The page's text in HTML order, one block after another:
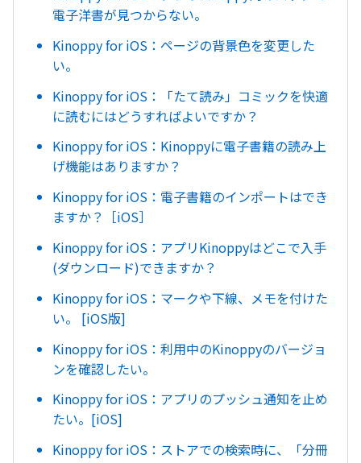
電子洋書が見つからない。
Kinoppy for iOS：ページの背景色を変更した
い。
Kinoppy for iOS：「たて読み」コミックを快適
に読むにはどうすればよいですか？
Kinoppy for iOS：Kinoppyに電子書籍の読み上
げ機能はありますか？
Kinoppy for iOS：電子書籍のインポートはでき
ますか？［iOS］
Kinoppy for iOS：アプリKinoppyはどこで入手
(ダウンロード)できますか？
Kinoppy for iOS：マークや下線、メモを付けた
い。 [iOS版]
Kinoppy for iOS：利用中のKinoppyのバージョ
ンを確認したい。
Kinoppy for iOS：アプリのプッシュ通知を止め
たい。[iOS]
Kinoppy for iOS：ストアでの検索時に、「分冊